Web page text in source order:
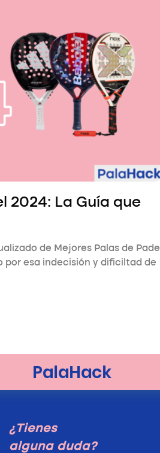
2024: La Guía que
de Mejores Palas de Padel
por esa indecisión y dificiltad de
¿Tienes
alguna duda?